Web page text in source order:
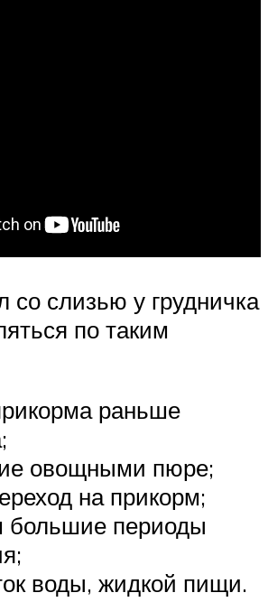
со слизью у грудничка
по таким
раньше
овощными пюре;
на прикорм;
большие периоды
воды, жидкой пищи.